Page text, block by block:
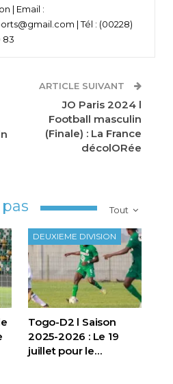
| Email :
| Tél : (00228)
83
ARTICLE SUIVANT
JO Paris 2024 l
Football masculin
(Finale) : La France
décolORée
Tout
DEUXIEME DIVISION
Togo-D2 l Saison
2025-2026 : Le 19
juillet pour le…